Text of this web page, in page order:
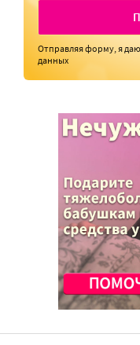
Отправляя форму, я даю
данных